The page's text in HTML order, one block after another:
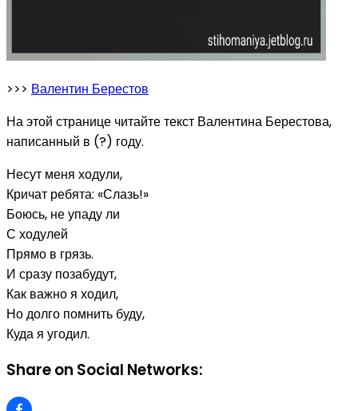
>>> Валентин Берестов
На этой странице читайте текст Валентина Берестова,
написанный в (?) году.
Несут меня ходули,
Кричат ребята: «Слазь!»
Боюсь, не упаду ли
С ходулей
Прямо в грязь.
И сразу позабудут,
Как важно я ходил,
Но долго помнить буду,
Куда я угодил.
Share on Social Networks: